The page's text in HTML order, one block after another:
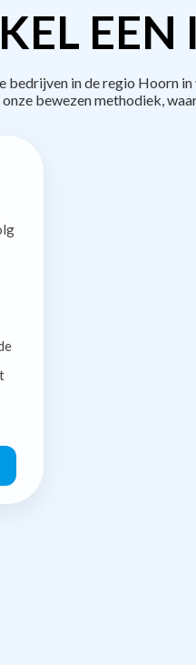
EEN
in de regio Hoorn
bewezen methodiek,